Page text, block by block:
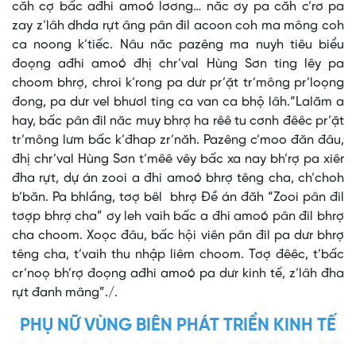
căh cợ bấc ađhi amoó lơơng… năc ơy pa căh c’rơ pa
zay z’lâh dhda rựt âng pân đil acoon coh ma mông coh
ca noong k’tiếc. Nâu năc pazêng ma nuyh tiêu biểu
đoọng ađhi amoó đhị chr’val Hùng Sơn ting lêy pa
choom bhrợ, chroi k’rong pa dưr pr’ặt tr’mông pr’loọng
đong, pa dưr vel bhươl ting ca van ca bhộ lâh.“Lalăm a
hay, bấc pân đil năc muy bhrợ ha rêê tu cơnh đêêc pr’ặt
tr’mông lưm bấc k’đhap zr’năh. Pazêng c’moo đăn đâu,
đhị chr’val Hùng Sơn t’mêê vêy bấc xa nay bh’rợ pa xiêr
đha rựt, dự án zooi a đhi amoó bhrợ têng cha, ch’choh
b’băn. Pa bhlầng, tơợ bêl bhrợ Đề án đăh “Zooi pân đil
tơợp bhrợ cha” ơy leh vaih bấc a đhi amoó pân đil bhrợ
cha choom. Xoọc đâu, bấc hội viên pân đil pa dưr bhrợ
têng cha, t’vaih thu nhập liêm choom. Tơợ đêêc, t’bấc
cr’noọ bh’rợ đoọng ađhi amoó pa dưr kinh tế, z’lâh đha
rựt đanh mâng”./.
PHỤ NỮ VÙNG BIÊN PHÁT TRIỂN KINH TẾ